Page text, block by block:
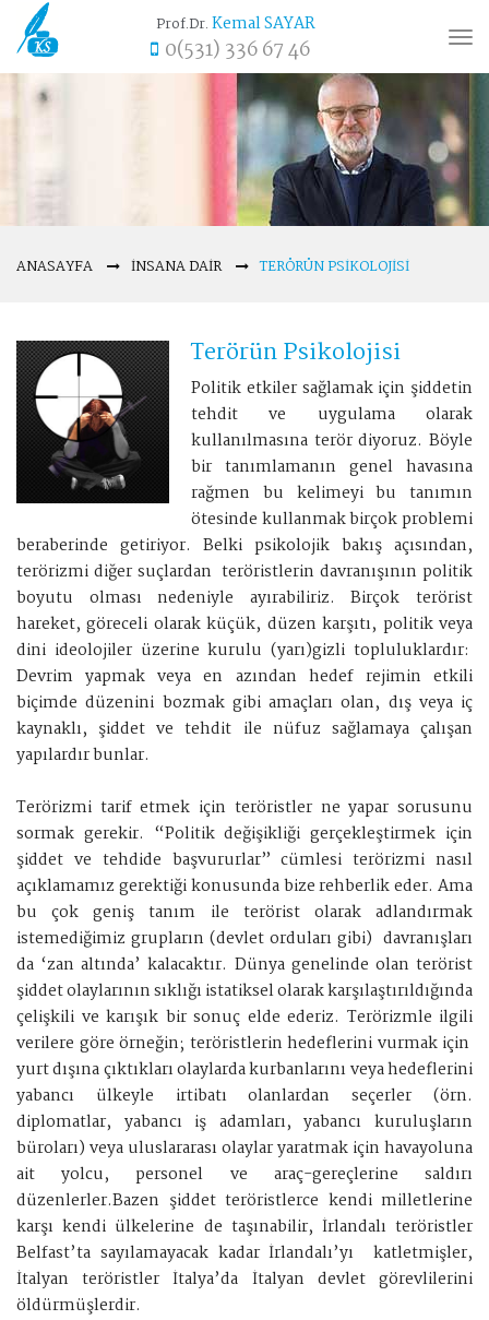
Prof.Dr.Kemal SAYAR
0(531) 336 67 46
ANASAYFA İNSANA DAIR TERÖRÜN PSIKOLOJISI
Terörün Psikolojisi
Politik etkiler sağlamak için şiddetin
tehdit ve uygulama olarak
kullanılmasına terör diyoruz. Böyle
bir tanımlamanın genel havasına
rağmen bu kelimeyi bu tanımın
ötesinde kullanmak birçok problemi
beraberinde getiriyor. Belki psikolojik bakış açısından,
terörizmi diğer suçlardan teröristlerin davranışının politik
boyutu olması nedeniyle ayırabiliriz. Birçok terörist
hareket, göreceli olarak küçük, düzen karşıtı, politik veya
dini ideolojiler üzerine kurulu (yarı)gizli topluluklardır:
Devrim yapmak veya en azından hedef rejimin etkili
biçimde düzenini bozmak gibi amaçları olan, dış veya iç
kaynaklı, şiddet ve tehdit ile nüfuz sağlamaya çalışan
yapılardır bunlar.
Terörizmi tarif etmek için teröristler ne yapar sorusunu
sormak gerekir. “Politik değişikliği gerçekleştirmek için
şiddet ve tehdide başvururlar” cümlesi terörizmi nasıl
açıklamamız gerektiği konusunda bize rehberlik eder. Ama
bu çok geniş tanım ile terörist olarak adlandırmak
istemediğimiz grupların (devlet orduları gibi) davranışları
da ‘zan altında’ kalacaktır. Dünya genelinde olan terörist
şiddet olaylarının sıklığı istatiksel olarak karşılaştırıldığında
çelişkili ve karışık bir sonuç elde ederiz. Terörizmle ilgili
verilere göre örneğin; teröristlerin hedeflerini vurmak için
yurt dışına çıktıkları olaylarda kurbanlarını veya hedeflerini
yabancı ülkeyle irtibatı olanlardan seçerler (örn.
diplomatlar, yabancı iş adamları, yabancı kuruluşların
büroları) veya uluslararası olaylar yaratmak için havayoluna
ait yolcu, personel ve araç-gereçlerine saldırı
düzenlerler.Bazen şiddet teröristlerce kendi milletlerine
karşı kendi ülkelerine de taşınabilir, İrlandalı teröristler
Belfast’ta sayılamayacak kadar İrlandalı’yı katletmişler,
İtalyan teröristler İtalya’da İtalyan devlet görevlilerini
öldürmüşlerdir.